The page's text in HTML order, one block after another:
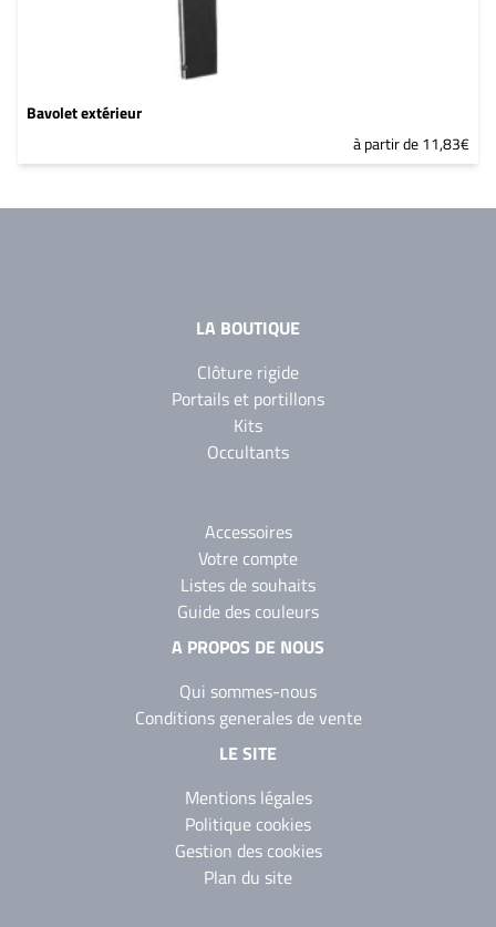
Bavolet extérieur
à partir de 11,83€
LA BOUTIQUE
Clôture rigide
Portails et portillons
Kits
Occultants
Accessoires
Votre compte
Listes de souhaits
Guide des couleurs
A PROPOS DE NOUS
Qui sommes-nous
Conditions generales de vente
LE SITE
Mentions légales
Politique cookies
Gestion des cookies
Plan du site